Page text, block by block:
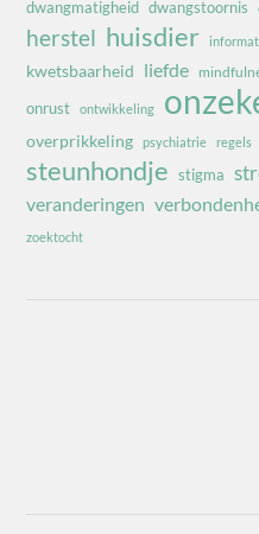
dwangmatigheid dwangstoornis
herstel huisdier
kwetsbaarheid liefde
onrust ontwikkeling
overprikkeling psychiatrie regels
steunhondje stigma
veranderingen
zoektocht